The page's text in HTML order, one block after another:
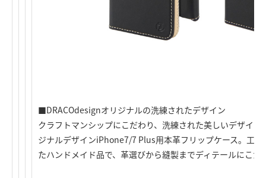
■DRACOdesignオリジナルの洗練されたデザイン
クラフトマンシップにこだわり、洗練された美しいデザイ
ジナルデザインiPhone7/7 Plus用本革フリップケース。工
たハンドメイド品で、革選びから縫製までディテールにこだ